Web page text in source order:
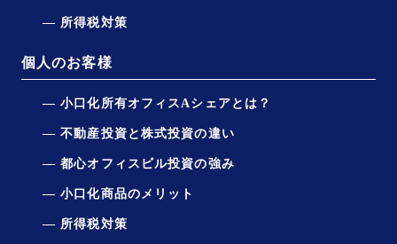
所得税対策
個人のお客様
小口化所有オフィスAシェアとは？
不動産投資と株式投資の違い
都心オフィスビル投資の強み
小口化商品のメリット
所得税対策